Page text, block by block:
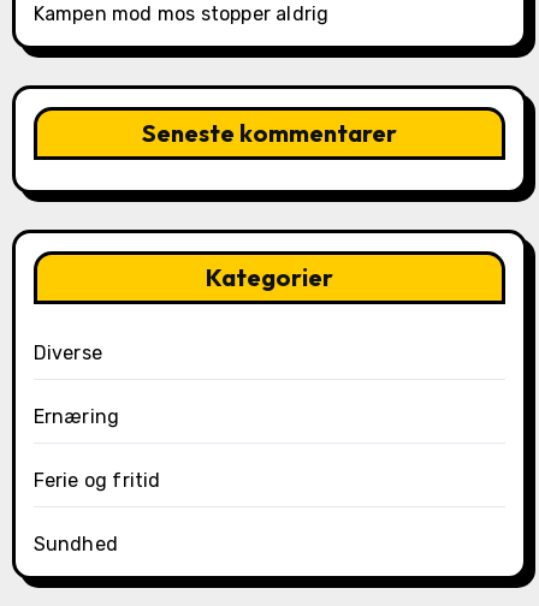
Kampen mod mos stopper aldrig
Seneste kommentarer
Kategorier
Diverse
Ernæring
Ferie og fritid
Sundhed